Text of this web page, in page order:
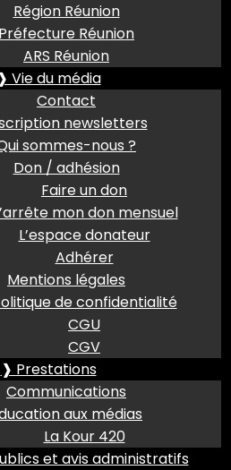
Région Réunion
Préfecture Réunion
ARS Réunion
❱ Vie du média
Contact
newsletters
sommes-nous ?
Don / adhésion
Faire un don
mon don mensuel
L’espace donateur
Adhérer
Mentions légales
de confidentialité
CGU
CGV
❱ Prestations
Communications
aux médias
La Kour 420
et avis administratifs